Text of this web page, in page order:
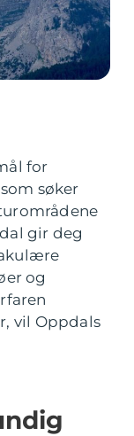
for
søker
gir deg
og
vil Oppdals